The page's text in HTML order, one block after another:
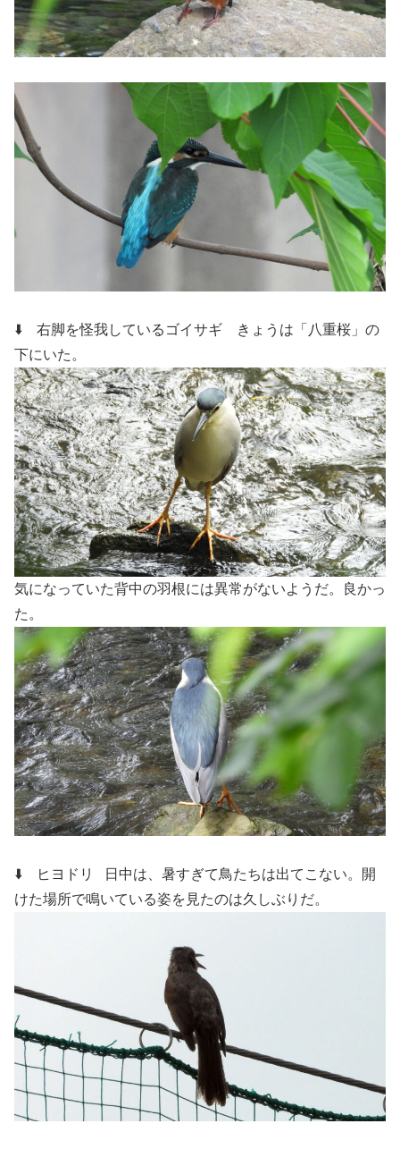
⬇️ 右脚を怪我しているゴイサギ
きょうは「八重桜」の
下にいた。
気になっていた背中の羽根には異常がないようだ。良かっ
た。
⬇️ ヒヨドリ
日中は、暑すぎて鳥たちは出てこない。開
けた場所で鳴いている姿を見たのは久しぶりだ。